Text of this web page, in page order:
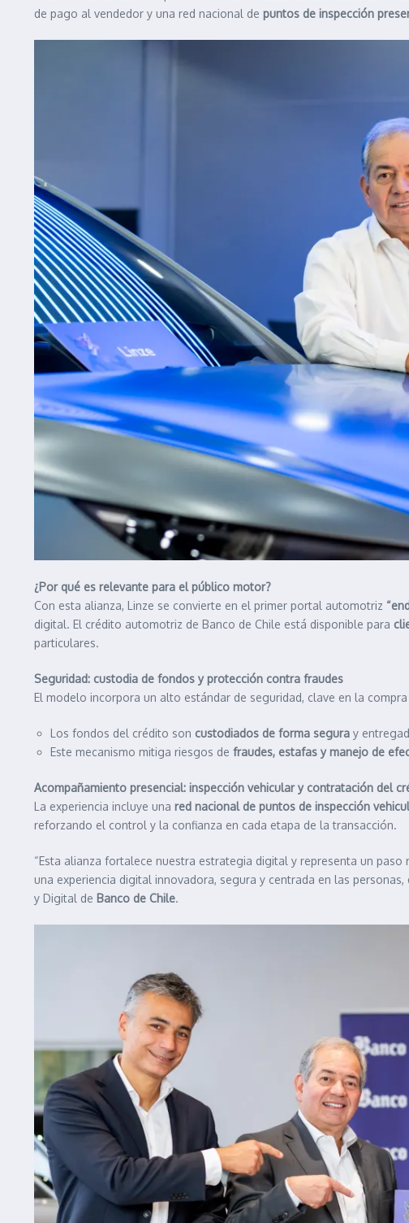
de pago al vendedor y una red nacional de puntos de inspección
¿Por qué es relevante para el público motor?
Con esta alianza, Linze se convierte en el primer portal automotriz
digital. El crédito automotriz de Banco de Chile está disponible para
particulares.
Seguridad: custodia de fondos y protección contra fraudes
El modelo incorpora un alto estándar de seguridad, clave en la
Los fondos del crédito son custodiados de forma segura y
Este mecanismo mitiga riesgos de fraudes, estafas y manejo de
Acompañamiento presencial: inspección vehicular y contratación del
La experiencia incluye una red nacional de puntos de inspección
reforzando el control y la confianza en cada etapa de la transacción.
“Esta alianza fortalece nuestra estrategia digital y representa un
una experiencia digital innovadora, segura y centrada en las
y Digital de Banco de Chile.